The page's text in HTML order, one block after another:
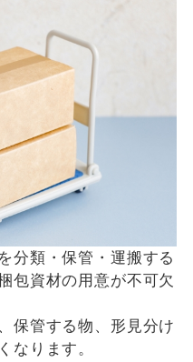
分類・保管・運搬する
包資材の用意が不可欠
保管する物、形見分け
なります。